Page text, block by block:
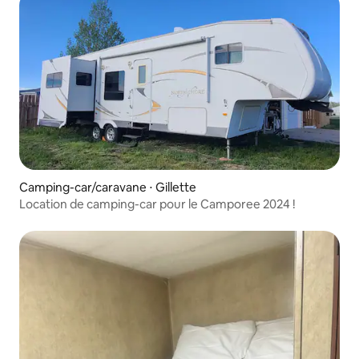
Camping-car/caravane ⋅ Gillette
Location de camping-car pour le Camporee 2024 !